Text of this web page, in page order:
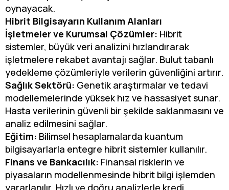
oynayacak.
Hibrit Bilgisayarın Kullanım Alanları
İşletmeler ve Kurumsal Çözümler: Hibrit
sistemler, büyük veri analizini hızlandırarak
işletmelere rekabet avantajı sağlar. Bulut tabanlı
yedekleme çözümleriyle verilerin güvenliğini artırır.
Sağlık Sektörü: Genetik araştırmalar ve tedavi
modellemelerinde yüksek hız ve hassasiyet sunar.
Hasta verilerinin güvenli bir şekilde saklanmasını ve
analiz edilmesini sağlar.
Eğitim: Bilimsel hesaplamalarda kuantum
bilgisayarlarla entegre hibrit sistemler kullanılır.
Finans ve Bankacılık: Finansal risklerin ve
piyasaların modellenmesinde hibrit bilgi işlemden
yararlanılır. Hızlı ve doğru analizlerle kredi